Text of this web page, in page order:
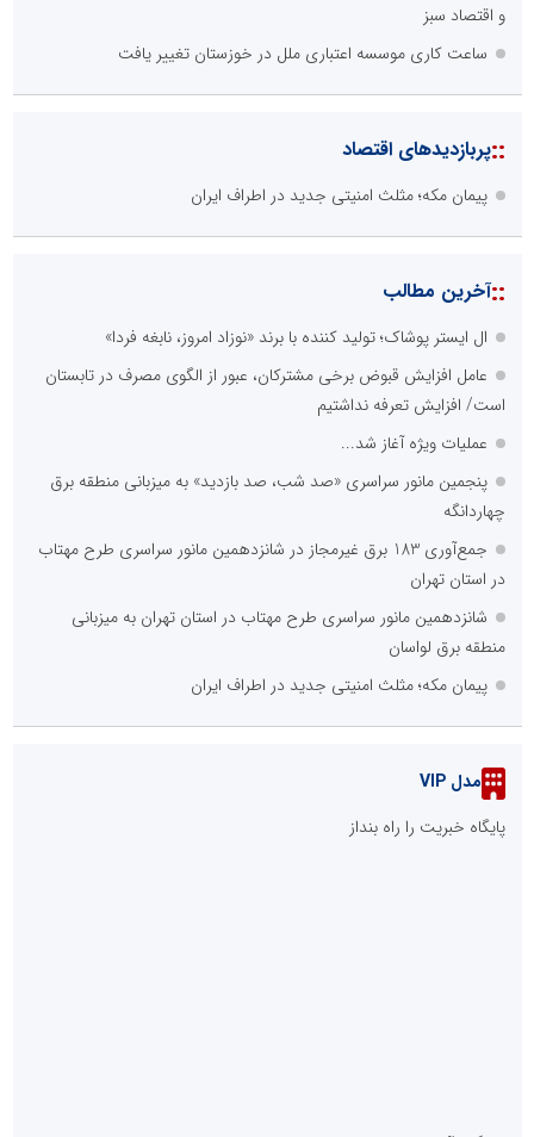
و اقتصاد سبز
ساعت کاری موسسه اعتباری ملل در خوزستان تغییر یافت
::پربازدیدهای اقتصاد
پیمان مکه؛ مثلث امنیتی جدید در اطراف ایران
::آخرین مطالب
ال ایستر پوشاک؛ تولید کننده با برند «نوزاد امروز، نابغه فردا»
عامل افزایش قبوض برخی مشترکان، عبور از الگوی مصرف در تابستان
است/ افزایش تعرفه نداشتیم
عملیات ویژه آغاز شد...
پنجمین مانور سراسری «صد شب، صد بازدید» به میزبانی منطقه برق
چهاردانگه
جمع‌آوری 183 برق غیرمجاز در شانزدهمین مانور سراسری طرح مهتاب
در استان تهران
شانزدهمین مانور سراسری طرح مهتاب در استان تهران به میزبانی
منطقه برق لواسان
پیمان مکه؛ مثلث امنیتی جدید در اطراف ایران
مدل VIP
پایگاه خبریت را راه بنداز